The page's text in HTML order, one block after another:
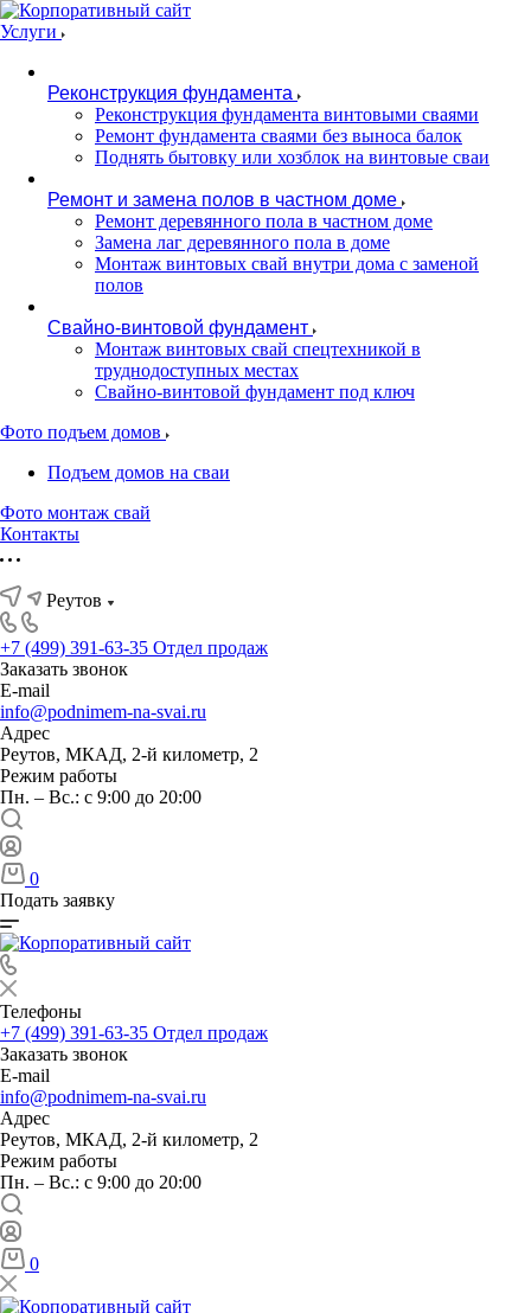
Услуги
Реконструкция фундамента
Реконструкция фундамента винтовыми сваями
Ремонт фундамента сваями без выноса балок
Поднять бытовку или хозблок на винтовые сваи
Ремонт и замена полов в частном доме
Ремонт деревянного пола в частном доме
Замена лаг деревянного пола в доме
Монтаж винтовых свай внутри дома с заменой
полов
Свайно-винтовой фундамент
Монтаж винтовых свай спецтехникой в
труднодоступных местах
Свайно-винтовой фундамент под ключ
Фото подъем домов
Подъем домов на сваи
Фото монтаж свай
Контакты
Реутов
+7 (499) 391-63-35 Отдел продаж
Заказать звонок
E-mail
info@podnimem-na-svai.ru
Адрес
Реутов, МКАД, 2-й километр, 2
Режим работы
Пн. – Вс.: с 9:00 до 20:00
0
Подать заявку
Телефоны
+7 (499) 391-63-35 Отдел продаж
Заказать звонок
E-mail
info@podnimem-na-svai.ru
Адрес
Реутов, МКАД, 2-й километр, 2
Режим работы
Пн. – Вс.: с 9:00 до 20:00
0